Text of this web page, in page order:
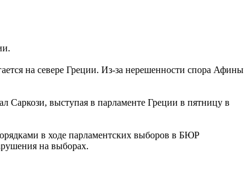
на севере Греции. Из-за нерешенности спора Афины
выступая в парламенте Греции в пятницу в
в ходе парламентских выборов в БЮР
на выборах.